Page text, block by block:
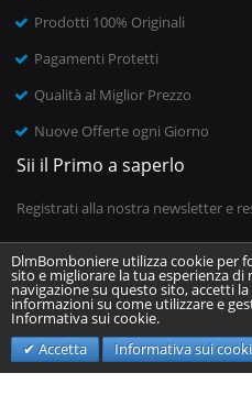
Prodotti 100% Originali
Pagamenti Protetti
Qualità al Miglior Prezzo
Nuove Offerte ogni Giorno
Sii il Primo a saperlo
Registrati alla nostra newsletter e
Inserisci il tuo indirizzo email
DlmBomboniere utilizza cookie per
sito e migliorare la tua esperienza
navigazione su questo sito, accetti
informazioni su come utilizzare e
Informativa sui cookie.
Accetta
Informativa sui